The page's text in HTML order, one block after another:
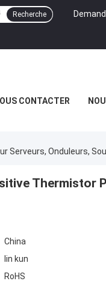
Recherche
CONTACTER
Serveurs, Onduleurs,
Thermistor
China
lin kun
RoHS